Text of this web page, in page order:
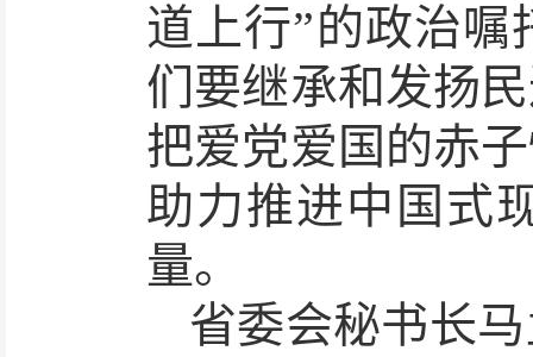
道上行”的政治
们要继承和发扬
把爱党爱国的赤
助力推进中国式
量。
省委会秘书长